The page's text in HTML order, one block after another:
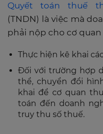
Quyết toán thuế
(TNDN) là việc mà
phải nộp cho cơ
Thực hiện kê khai
Đối với trường hợp
thể, chuyển đổi
khai để cơ quan
toán đến doanh
truy thu số thuế.